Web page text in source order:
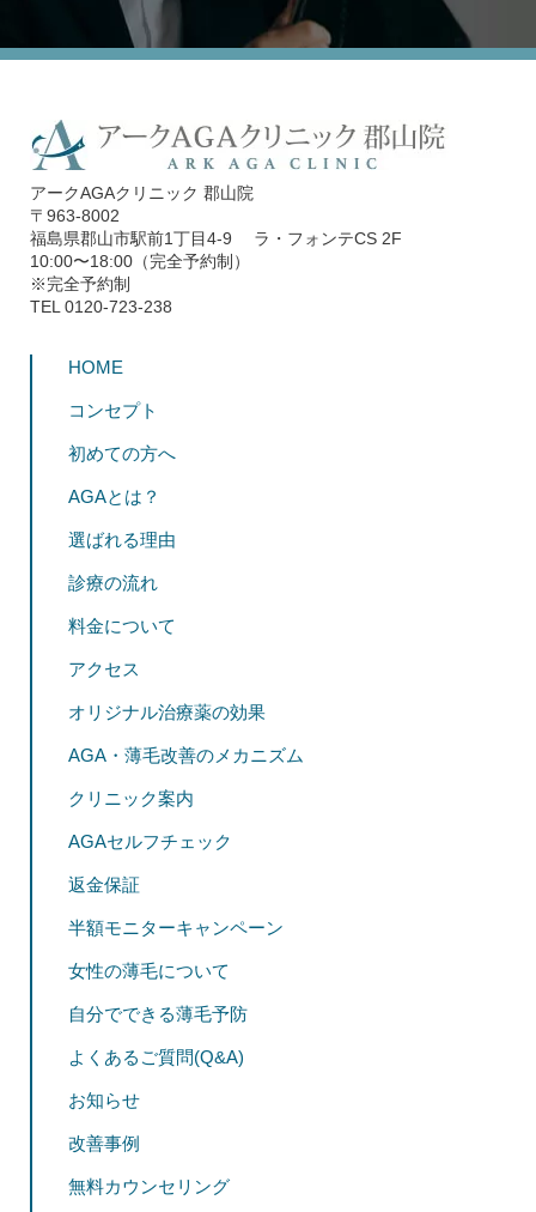
アークAGAクリニック 郡山院
〒963-8002
福島県郡山市駅前1丁目4-9 ラ・フォンテCS 2F
10:00〜18:00（完全予約制）
※完全予約制
TEL 0120-723-238
HOME
コンセプト
初めての方へ
AGAとは？
選ばれる理由
診療の流れ
料金について
アクセス
オリジナル治療薬の効果
AGA・薄毛改善のメカニズム
クリニック案内
AGAセルフチェック
返金保証
半額モニターキャンペーン
女性の薄毛について
自分でできる薄毛予防
よくあるご質問(Q&A)
お知らせ
改善事例
無料カウンセリング